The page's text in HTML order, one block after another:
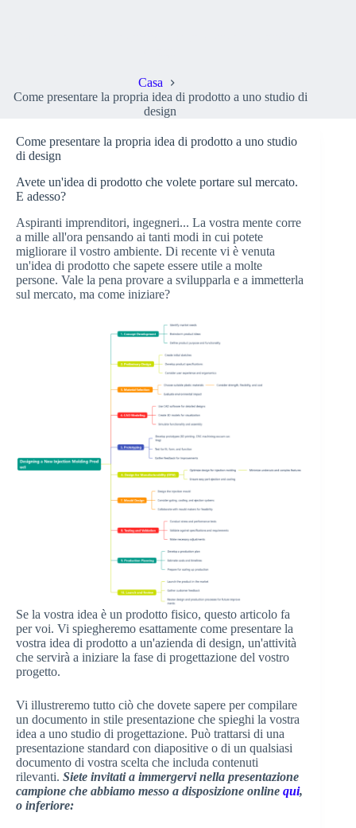
Casa
Come presentare la propria idea di prodotto a uno studio di
design
Come presentare la propria idea di prodotto a uno studio
di design
Avete un'idea di prodotto che volete portare sul mercato.
E adesso?
Aspiranti imprenditori, ingegneri... La vostra mente corre
a mille all'ora pensando ai tanti modi in cui potete
migliorare il vostro ambiente. Di recente vi è venuta
un'idea di prodotto che sapete essere utile a molte
persone. Vale la pena provare a svilupparla e a immetterla
sul mercato, ma come iniziare?
Se la vostra idea è un prodotto fisico, questo articolo fa
per voi. Vi spiegheremo esattamente come presentare la
vostra idea di prodotto a un'azienda di design, un'attività
che servirà a iniziare la fase di progettazione del vostro
progetto.
Vi illustreremo tutto ciò che dovete sapere per compilare
un documento in stile presentazione che spieghi la vostra
idea a uno studio di progettazione. Può trattarsi di una
presentazione standard con diapositive o di un qualsiasi
documento di vostra scelta che includa contenuti
rilevanti. Siete invitati a immergervi nella presentazione
campione che abbiamo messo a disposizione online qui,
o inferiore: